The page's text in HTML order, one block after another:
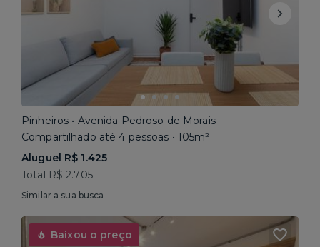
Pinheiros • Avenida Pedroso de Morais
Compartilhado até 4 pessoas • 105m²
Aluguel R$ 1.425
Total R$ 2.705
Similar a sua busca
Baixou o preço